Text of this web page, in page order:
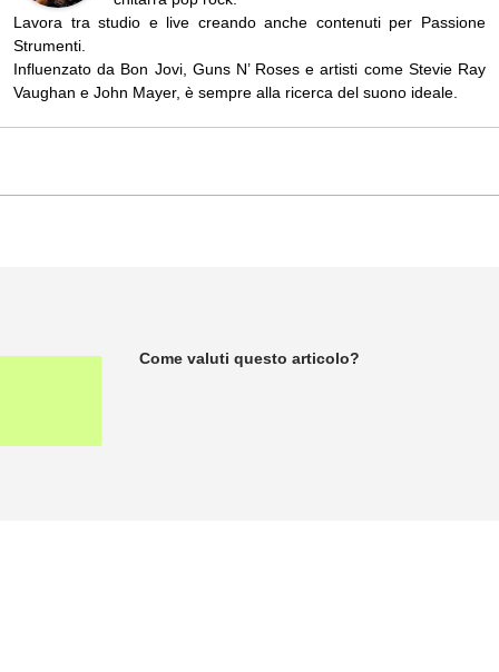
Lavora tra studio e live creando anche contenuti per Passione
Strumenti.
Influenzato da Bon Jovi, Guns N’ Roses e artisti come Stevie Ray
Vaughan e John Mayer, è sempre alla ricerca del suono ideale.
Come valuti questo articolo?